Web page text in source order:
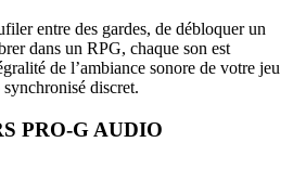
entre des gardes, de débloquer un
dans un RPG, chaque son est
de l’ambiance sonore de votre jeu
discret.
PRO-G AUDIO